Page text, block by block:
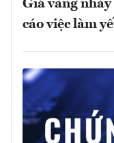
Giá vàng
cáo việc làm